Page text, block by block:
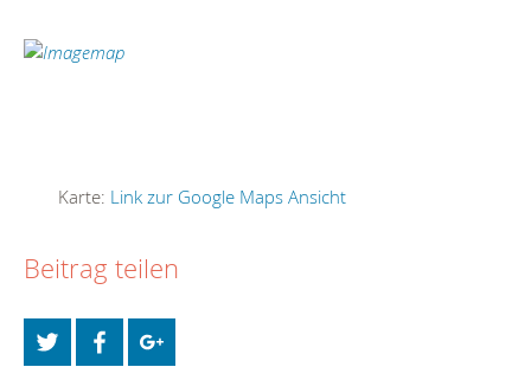
Karte: Link zur Google Maps Ansicht
Beitrag teilen